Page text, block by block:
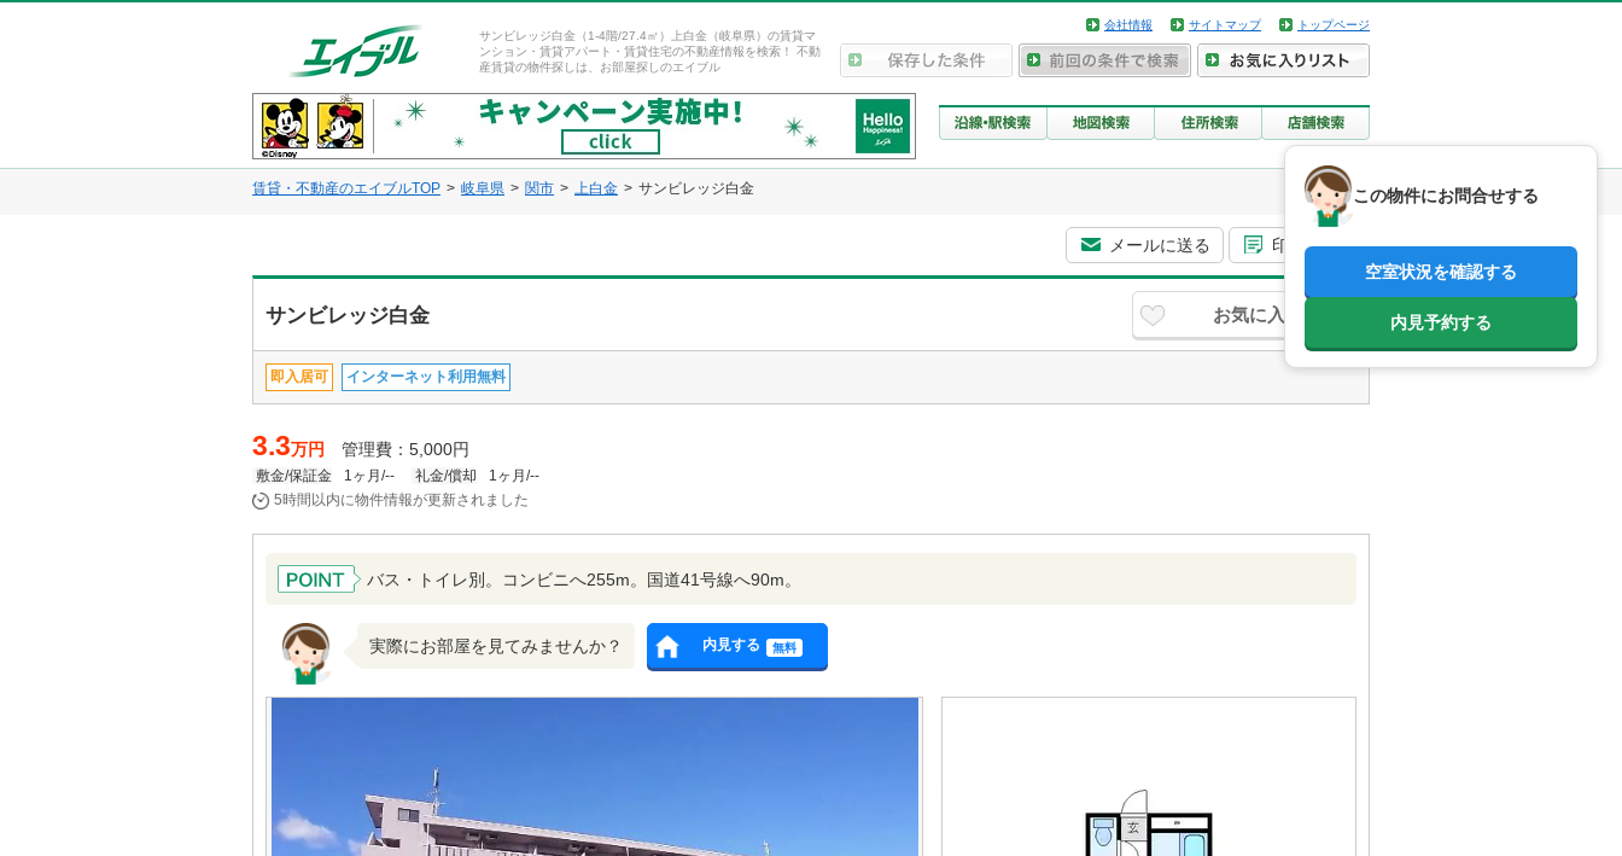
サンビレッジ白金（1-4階/27.4㎡）上白金（岐阜県）の賃貸マ
ンション・賃貸アパート・賃貸住宅の不動産情報を検索！ 不動
産賃貸の物件探しは、お部屋探しのエイブル
会社情報 サイトマップ トップページ
賃貸・不動産のエイブルTOP 岐阜県 関市 上白金 サンビレッジ白金
メールに送る 印刷用画面
サンビレッジ白金 お気に入り
即入居可 インターネット利用無料
3.3万円 管理費：5,000円
敷金/保証金 1ヶ月/-- 礼金/償却
1ヶ月/--
5時間以内に物件情報が更新されました
バス・トイレ別。コンビニへ255m。国道41号線へ90m。
実際にお部屋を見てみませんか？ 内見する 無料
この物件にお問合せする
空室状況を確認する
内見予約する